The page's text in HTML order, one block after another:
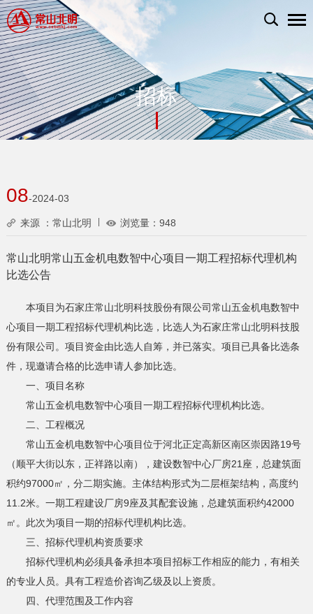
招标
08-2024-03
来源 ：常山北明 浏览量： 948
常山北明常山五金机电数智中心项目一期工程招标代理机构
比选公告
本项目为石家庄常山北明科技股份有限公司常山五金机电数智中
心项目一期工程招标代理机构比选，比选人为石家庄常山北明科技股
份有限公司。项目资金由比选人自筹，并已落实。项目已具备比选条
件，现邀请合格的比选申请人参加比选。
一、项目名称
常山五金机电数智中心项目一期工程招标代理机构比选。
二、工程概况
常山五金机电数智中心项目位于河北正定高新区南区崇因路19号
（顺平大街以东，正祥路以南），建设数智中心厂房21座，总建筑面
积约97000㎡，分二期实施。主体结构形式为二层框架结构，高度约
11.2米。一期工程建设厂房9座及其配套设施，总建筑面积约42000
㎡。此次为项目一期的招标代理机构比选。
三、招标代理机构资质要求
招标代理机构必须具备承担本项目招标工作相应的能力，有相关
的专业人员。具有工程造价咨询乙级及以上资质。
四、代理范围及工作内容